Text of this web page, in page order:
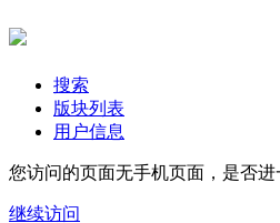
搜索
版块列表
用户信息
您访问的页面无手机页面，是否进
继续访问